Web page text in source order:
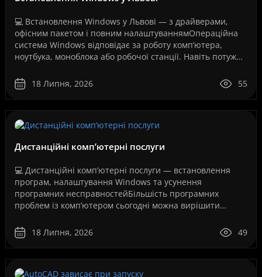
💻 Встановлення Windows у Львові — з драйверами,
офісним пакетом і повним налаштуваннямОпераційна
система Windows відповідає за роботу комп’ютера,
ноутбука, моноблока або робочої станції. Навіть потужне
18 Липня, 2026
55
Дистанційні комп’ютерні послуги
💻 Дистанційні комп’ютерні послуги — встановлення
програм, налаштування Windows та усунення
програмних несправностейБільшість програмних
проблем із комп’ютером сьогодні можна вирішити
центру та без оч..
18 Липня, 2026 49